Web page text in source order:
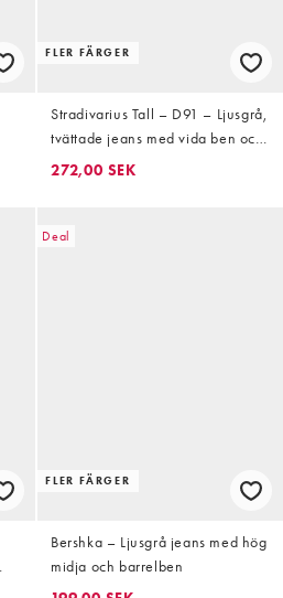
FLER FÄRGER
Stradivarius Tall – D91 – Ljusgrå,
tvättade jeans med vida ben och
låg midja
272,00 SEK
Deal
FLER FÄRGER
Bershka – Ljusgrå jeans med hög
midja och barrelben